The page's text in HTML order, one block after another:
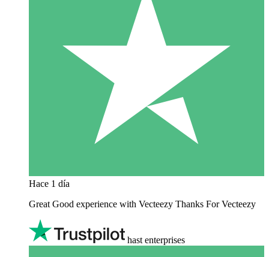
Hace 1 día
Great Good experience with Vecteezy Thanks For Vecteezy
hast enterprises